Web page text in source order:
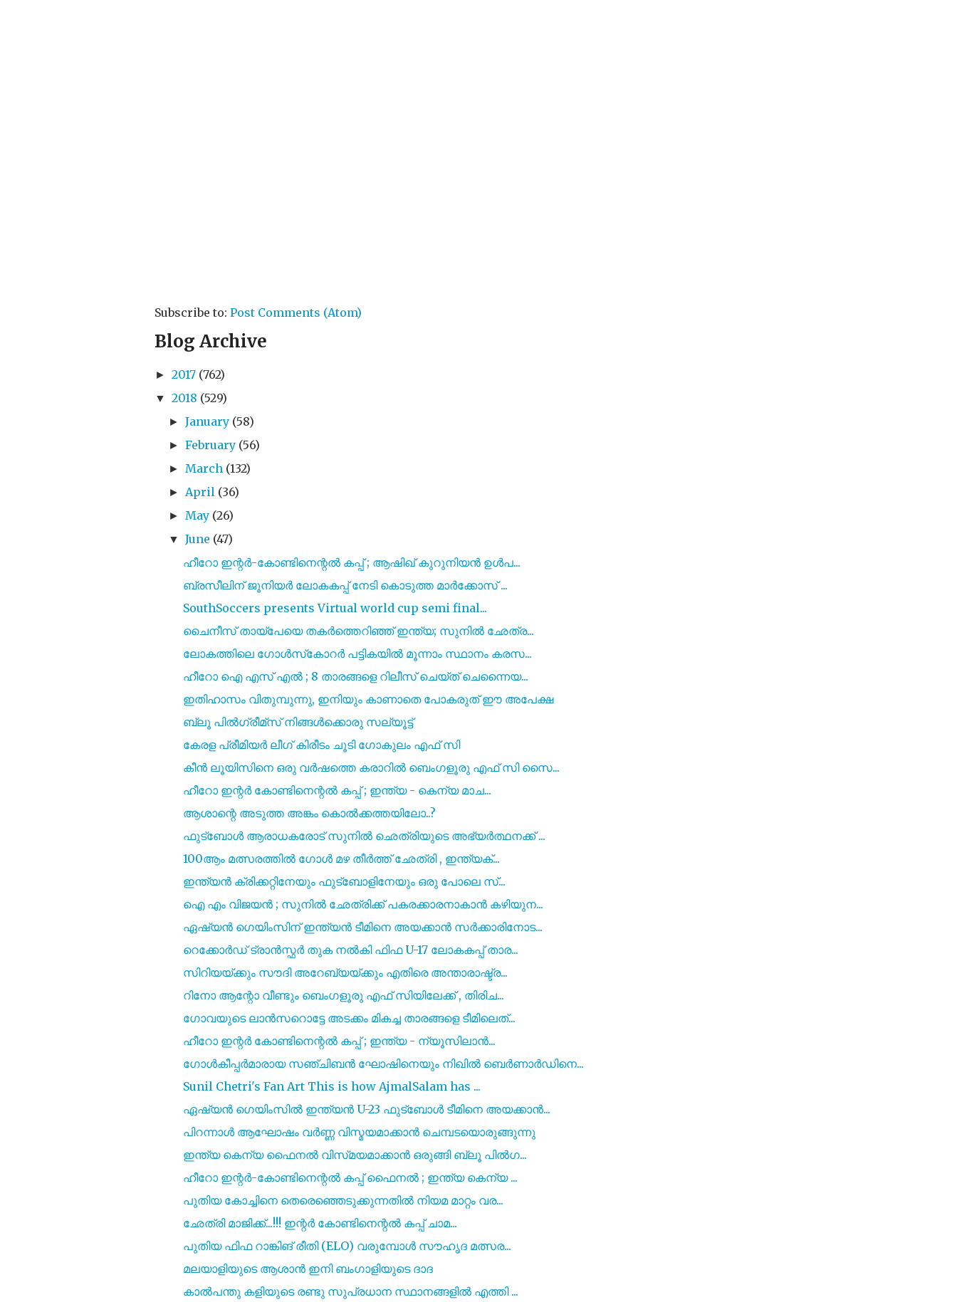
Subscribe to: Post Comments (Atom)
Blog Archive
► 2017 (762)
▼ 2018 (529)
►January (58)
►February (56)
► March (132)
► April (36)
► May (26)
▼ June (47)
ഹീറോ ഇന്റർ-കോണ്ടിനെന്റൽ കപ്പ് ; ആഷിഖ് കുറുനിയൻ ഉൾപ...
ബ്രസീലിന് ജൂനിയർ ലോകകപ്പ് നേടി കൊടുത്ത മാർക്കോസ് ...
SouthSoccers presents Virtual world cup semi final...
ചൈനീസ് തായ്‌പേയെ തകർത്തെറിഞ്ഞ് ഇന്ത്യ; സുനിൽ ഛേത്ര...
ലോകത്തിലെ ഗോൾസ്‌കോറർ പട്ടികയിൽ മൂന്നാം സ്ഥാനം കരസ...
ഹീറോ ഐ എസ്‌ എൽ ; 8 താരങ്ങളെ റിലീസ് ചെയ്‌ത് ചെന്നൈയ...
ഇതിഹാസം വിതുമ്പുന്നു, ഇനിയും കാണാതെ പോകരുത് ഈ അപേക്ഷ
ബ്ലൂ പിൽഗ്രീമ്സ് നിങ്ങൾക്കൊരു സല്യൂട്ട്
കേരള പ്രീമിയർ ലീഗ് കിരീടം ചൂടി ഗോകുലം എഫ് സി
കീൻ ലൂയിസിനെ ഒരു വർഷത്തെ കരാറിൽ ബെംഗളൂരു എഫ് സി സൈ...
ഹീറോ ഇന്റർ കോണ്ടിനെന്റൽ കപ്പ് ; ഇന്ത്യ - കെന്യ മാച...
ആശാന്റെ അടുത്ത അങ്കം കൊൽക്കത്തയിലോ..?
ഫുട്ബോൾ ആരാധകരോട് സുനിൽ ഛെത്രിയുടെ അഭ്യർത്ഥനക്ക് ...
100ആം മത്സരത്തിൽ ഗോൾ മഴ തീർത്ത് ഛേത്രി , ഇന്ത്യക്...
ഇന്ത്യൻ ക്രിക്കറ്റിനേയും ഫുട്ബോളിനേയും ഒരു പോലെ സ്...
ഐ എം വിജയൻ ; സുനിൽ ഛേത്രിക്ക് പകരക്കാരനാകാൻ കഴിയുന...
ഏഷ്യൻ ഗെയിംസിന് ഇന്ത്യൻ ടീമിനെ അയക്കാൻ സർക്കാരിനോട...
റെക്കോർഡ് ട്രാൻസ്ഫർ തുക നൽകി ഫിഫ U-17 ലോകകപ്പ് താര...
സിറിയയ്ക്കും സൗദി അറേബ്യയ്ക്കും എതിരെ അന്താരാഷ്ട്ര...
റിനോ ആന്റോ വീണ്ടും ബെംഗളൂരു എഫ് സിയിലേക്ക് , തിരിച...
ഗോവയുടെ ലാൻസറൊട്ടേ അടക്കം മികച്ച താരങ്ങളെ ടീമിലെത്...
ഹീറോ ഇന്റർ കോണ്ടിനെന്റൽ കപ്പ് ; ഇന്ത്യ - ന്യൂസിലാൻ...
ഗോൾകീപ്പർമാരായ സഞ്ചിബൻ ഘോഷിനെയും നിഖിൽ ബെർണാർഡിനെ...
Sunil Chetri's Fan Art This is how AjmalSalam has ...
ഏഷ്യൻ ഗെയിംസിൽ ഇന്ത്യൻ U-23 ഫുട്ബോൾ ടീമിനെ അയക്കാൻ...
പിറന്നാൾ ആഘോഷം വർണ്ണ വിസ്മയമാക്കാൻ ചെമ്പടയൊരുങ്ങുന്നു
ഇന്ത്യ കെന്യ ഫൈനൽ വിസ്‌മയമാക്കാൻ ഒരുങ്ങി ബ്ലൂ പിൽഗ...
ഹീറോ ഇന്റർ-കോണ്ടിനെന്റൽ കപ്പ് ഫൈനൽ ; ഇന്ത്യ കെന്യ ...
പുതിയ കോച്ചിനെ തെരെഞ്ഞെടുക്കുന്നതിൽ നിയമ മാറ്റം വര...
ഛേത്രി മാജിക്ക്...!!! ഇന്റർ കോണ്ടിനെന്റൽ കപ്പ് ചാമ...
പുതിയ ഫിഫ റാങ്കിങ് രീതി (ELO) വരുമ്പോൾ സൗഹൃദ മത്സര...
മലയാളിയുടെ ആശാൻ ഇനി ബംഗാളിയുടെ ദാദ
കാൽപന്തു കളിയുടെ രണ്ടു സുപ്രധാന സ്ഥാനങ്ങളിൽ എത്തി ...